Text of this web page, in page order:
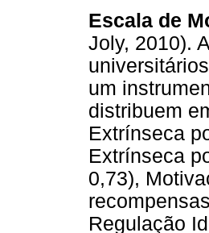
Escala de
Joly, 2010).
um
distribuem
Extrínseca
Extrínseca
0,73),
Regulação